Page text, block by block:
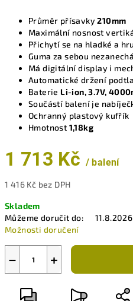
Průměr přísavky 210mm
Maximální nosnost
Přichytí se na hladké a
Guma za sebou
Má digitální display i
Automatické držení
Baterie Li-ion, 3.7V,
Součástí balení je
Ochranný plastový kufřík
Hmotnost 1,18kg
1 713 Kč / balení
1 416 Kč bez DPH
cena:
Skladem
Můžeme doručit do:
11.8.2026
Možnosti doručení
+
−